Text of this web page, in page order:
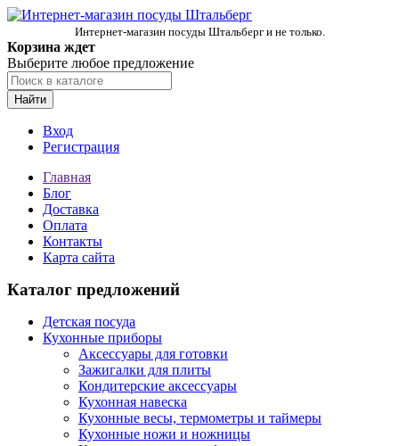
Интернет-магазин посуды Штальберг и не только.
Корзина ждет
Выберите любое предложение
Найти
Вход
Регистрация
Главная
Блог
Доставка
Оплата
Контакты
Карта сайта
Каталог предложений
Детская посуда
Кухонные приборы
Аксессуары для готовки
Зажигалки для плиты
Кондитерские аксессуары
Кухонная навеска
Кухонные весы, термометры и таймеры
Кухонные ножи и ножницы